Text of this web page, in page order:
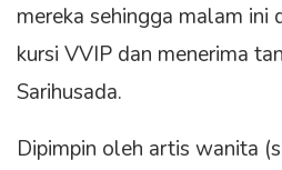
mereka sehingga malam ini
kursi VVIP dan menerima
Sarihusada.
Dipimpin oleh artis wanita